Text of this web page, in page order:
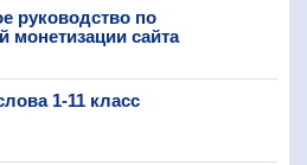
руководство по
монетизации сайта
1-11 класс